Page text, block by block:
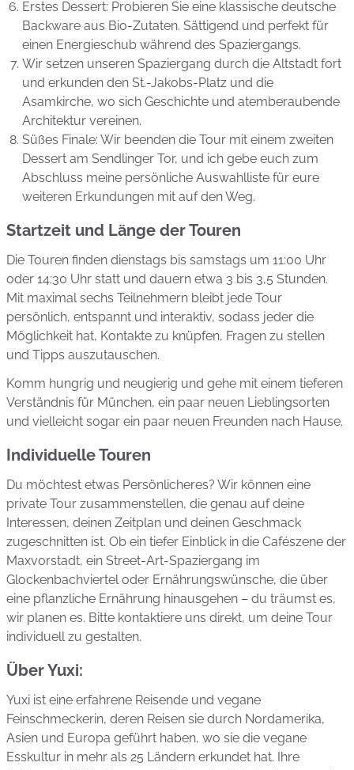
Erstes Dessert: Probieren Sie eine klassische deutsche
Backware aus Bio-Zutaten. Sättigend und perfekt für
einen Energieschub während des Spaziergangs.
Wir setzen unseren Spaziergang durch die Altstadt fort
und erkunden den St.-Jakobs-Platz und die
Asamkirche, wo sich Geschichte und atemberaubende
Architektur vereinen.
Süßes Finale: Wir beenden die Tour mit einem zweiten
Dessert am Sendlinger Tor, und ich gebe euch zum
Abschluss meine persönliche Auswahlliste für eure
weiteren Erkundungen mit auf den Weg.
Startzeit und Länge der Touren
Die Touren finden dienstags bis samstags um 11:00 Uhr
oder 14:30 Uhr statt und dauern etwa 3 bis 3,5 Stunden.
Mit maximal sechs Teilnehmern bleibt jede Tour
persönlich, entspannt und interaktiv, sodass jeder die
Möglichkeit hat, Kontakte zu knüpfen, Fragen zu stellen
und Tipps auszutauschen.
Komm hungrig und neugierig und gehe mit einem tieferen
Verständnis für München, ein paar neuen Lieblingsorten
und vielleicht sogar ein paar neuen Freunden nach Hause.
Individuelle Touren
Du möchtest etwas Persönlicheres? Wir können eine
private Tour zusammenstellen, die genau auf deine
Interessen, deinen Zeitplan und deinen Geschmack
zugeschnitten ist. Ob ein tiefer Einblick in die Cafészene der
Maxvorstadt, ein Street-Art-Spaziergang im
Glockenbachviertel oder Ernährungswünsche, die über
eine pflanzliche Ernährung hinausgehen – du träumst es,
wir planen es. Bitte kontaktiere uns direkt, um deine Tour
individuell zu gestalten.
Über Yuxi:
Yuxi ist eine erfahrene Reisende und vegane
Feinschmeckerin, deren Reisen sie durch Nordamerika,
Asien und Europa geführt haben, wo sie die vegane
Esskultur in mehr als 25 Ländern erkundet hat. Ihre